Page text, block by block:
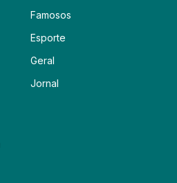
Famosos
Esporte
Geral
Jornal